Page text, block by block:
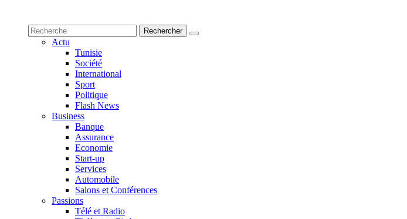
Actu
Tunisie
Société
International
Sport
Politique
Flash News
Business
Banque
Assurance
Economie
Start-up
Services
Automobile
Salons et Conférences
Passions
Télé et Radio